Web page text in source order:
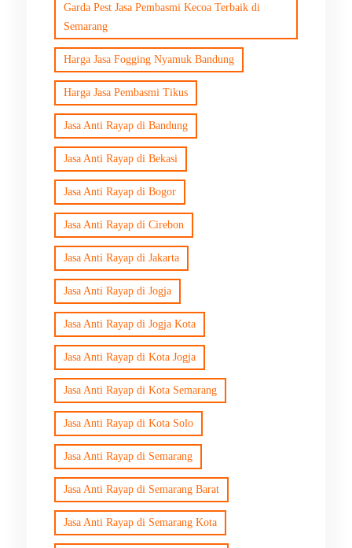
Garda Pest Jasa Pembasmi Kecoa Terbaik di
Semarang
Harga Jasa Fogging Nyamuk Bandung
Harga Jasa Pembasmi Tikus
Jasa Anti Rayap di Bandung
Jasa Anti Rayap di Bekasi
Jasa Anti Rayap di Bogor
Jasa Anti Rayap di Cirebon
Jasa Anti Rayap di Jakarta
Jasa Anti Rayap di Jogja
Jasa Anti Rayap di Jogja Kota
Jasa Anti Rayap di Kota Jogja
Jasa Anti Rayap di Kota Semarang
Jasa Anti Rayap di Kota Solo
Jasa Anti Rayap di Semarang
Jasa Anti Rayap di Semarang Barat
Jasa Anti Rayap di Semarang Kota